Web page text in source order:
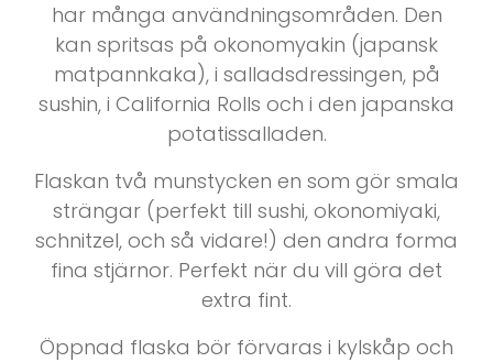
har många användningsområden. Den
kan spritsas på okonomyakin (japansk
matpannkaka), i salladsdressingen, på
sushin, i California Rolls och i den japanska
potatissalladen.
Flaskan två munstycken en som gör smala
strängar (perfekt till sushi, okonomiyaki,
schnitzel, och så vidare!) den andra forma
fina stjärnor. Perfekt när du vill göra det
extra fint.
Öppnad flaska bör förvaras i kylskåp och